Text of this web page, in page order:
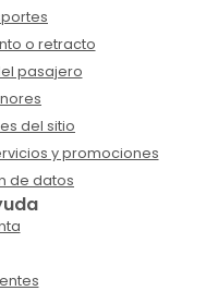
o retracto
pasajero
del sitio
y promociones
de datos